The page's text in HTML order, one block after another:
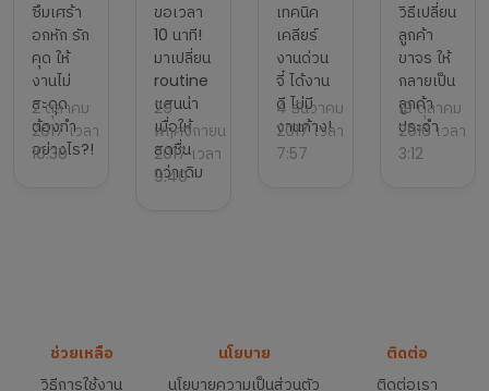
ซึมเศร้า
อกหัก รัก
คุด ให้
งานไม่
สะดุด
ต้องทำ
อย่างไร?!
2 ตุลาคม
2017 เวลา
10:30
ขอเวลา
10 นาที!
มาเปลี่ยน
routine
แสนน่า
เบื่อให้
สดชื่น
กว่าเดิม
29
พฤศจิกายน
2017 เวลา
9:40
เทคนิค
เคลียร์
งานด่วน
จี๋ ได้งาน
ดี ไม่มี
งานค้าง!
4 ธันวาคม
2017 เวลา
7:57
วิธีเปลี่ยน
ลูกค้า
ขาจร ให้
กลายเป็น
ลูกค้า
ประจำ
19 ตุลาคม
2016 เวลา
3:12
ช่วยเหลือ
วิธีการใช้งาน
นโยบาย
นโยบายความเป็นส่วนตัว
ติดต่อ
ติดต่อเรา